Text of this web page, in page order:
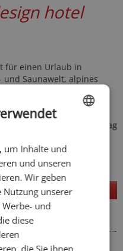
hotel
für einen Urlaub in
und Saunawelt, alpines
ganzjährige
190,- € pro Tag
Details
GERMAN
um Inhalte und
und unseren
Wir geben
unserer
Werbe- und
diese
die Sie ihnen